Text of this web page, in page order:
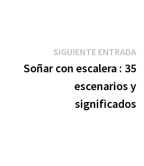
SIGUIENTE ENTRADA
Soñar con escalera : 35
escenarios y
significados